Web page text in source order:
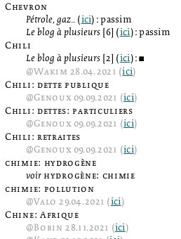
Chevron
Pétrole, gaz... (ici): passim
Le blog à plusieurs [6] (ici): passim
Chili
Le blog à plusieurs [2] (ici):2
@Wakim 28.04.2021 (ici)
Chili: dette publique
@Genoux09.09.2021 (ici)
Chili: dettes: particuliers
@Genoux09.09.2021 (ici)
Chili: retraites
@Genoux09.09.2021 (ici)
chimie: hydrogène
voirhydrogène: chimie
chimie: pollution
@Valo 29.04.2021 (ici)
Chine: Afrique
@Bobin28.11.2021 (ici)